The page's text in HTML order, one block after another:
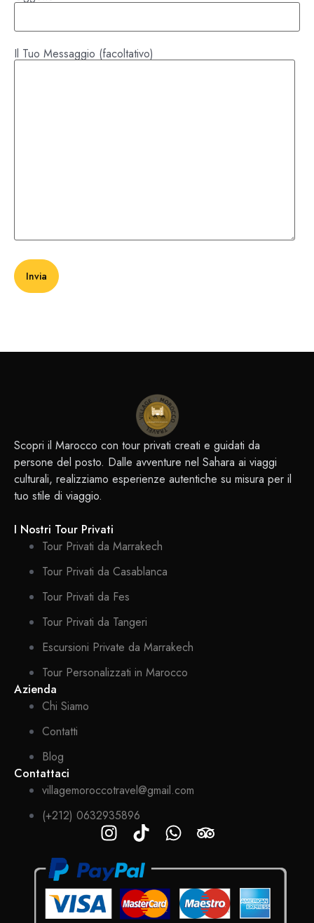
Il Tuo Messaggio (facoltativo)
Scopri il Marocco con tour privati creati e guidati da
persone del posto. Dalle avventure nel Sahara ai viaggi
culturali, realizziamo esperienze autentiche su misura per il
tuo stile di viaggio.
I Nostri Tour Privati
Tour Privati da Marrakech
Tour Privati da Casablanca
Tour Privati da Fes
Tour Privati da Tangeri
Escursioni Private da Marrakech
Tour Personalizzati in Marocco
Azienda
Chi Siamo
Contatti
Blog
Contattaci
villagemoroccotravel@gmail.com
(+212) 0632935896